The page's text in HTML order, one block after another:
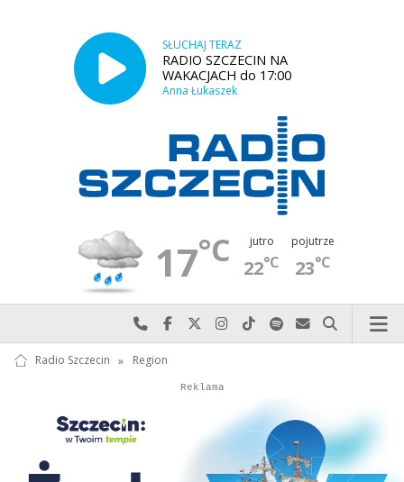
SŁUCHAJ TERAZ
RADIO SZCZECIN NA
WAKACJACH do 17:00
Anna Łukaszek
17°C jutro
22°C
pojutrze
23°C
Najlepiej po prostu do nas zadzwoń
Odwiedź nas na Facebook-u
Odwiedź nas na X
Odwiedź nas na Instagram-ie
Odwiedź nas na TikTok-u
Szukaj nas na Spotify
Wyślij do nas
Szukaj
Radio Szczecin » Region
Autopromocja
Reklama